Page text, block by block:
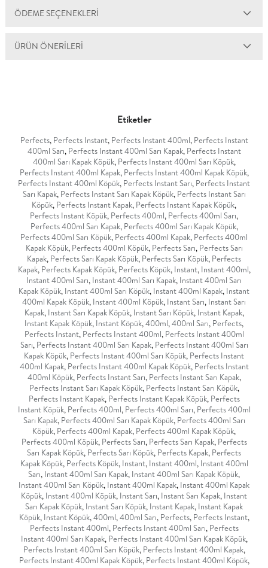
ÖDEME SEÇENEKLERI
ÜRÜN ÖNERILERI
Etiketler
Perfects, Perfects Instant, Perfects Instant 400ml, Perfects Instant
400ml Sarı, Perfects Instant 400ml Sarı Kapak, Perfects Instant
400ml Sarı Kapak Köpük, Perfects Instant 400ml Sarı Köpük,
Perfects Instant 400ml Kapak, Perfects Instant 400ml Kapak Köpük,
Perfects Instant 400ml Köpük, Perfects Instant Sarı, Perfects Instant
Sarı Kapak, Perfects Instant Sarı Kapak Köpük, Perfects Instant Sarı
Köpük, Perfects Instant Kapak, Perfects Instant Kapak Köpük,
Perfects Instant Köpük, Perfects 400ml, Perfects 400ml Sarı,
Perfects 400ml Sarı Kapak, Perfects 400ml Sarı Kapak Köpük,
Perfects 400ml Sarı Köpük, Perfects 400ml Kapak, Perfects 400ml
Kapak Köpük, Perfects 400ml Köpük, Perfects Sarı, Perfects Sarı
Kapak, Perfects Sarı Kapak Köpük, Perfects Sarı Köpük, Perfects
Kapak, Perfects Kapak Köpük, Perfects Köpük, Instant, Instant 400ml,
Instant 400ml Sarı, Instant 400ml Sarı Kapak, Instant 400ml Sarı
Kapak Köpük, Instant 400ml Sarı Köpük, Instant 400ml Kapak, Instant
400ml Kapak Köpük, Instant 400ml Köpük, Instant Sarı, Instant Sarı
Kapak, Instant Sarı Kapak Köpük, Instant Sarı Köpük, Instant Kapak,
Instant Kapak Köpük, Instant Köpük,400ml,400ml Sarı, Perfects,
Perfects Instant, Perfects Instant 400ml, Perfects Instant 400ml
Sarı, Perfects Instant 400ml Sarı Kapak, Perfects Instant 400ml Sarı
Kapak Köpük, Perfects Instant 400ml Sarı Köpük, Perfects Instant
400ml Kapak, Perfects Instant 400ml Kapak Köpük, Perfects Instant
400ml Köpük, Perfects Instant Sarı, Perfects Instant Sarı Kapak,
Perfects Instant Sarı Kapak Köpük, Perfects Instant Sarı Köpük,
Perfects Instant Kapak, Perfects Instant Kapak Köpük, Perfects
Instant Köpük, Perfects 400ml, Perfects 400ml Sarı, Perfects 400ml
Sarı Kapak, Perfects 400ml Sarı Kapak Köpük, Perfects 400ml Sarı
Köpük, Perfects 400ml Kapak, Perfects 400ml Kapak Köpük,
Perfects 400ml Köpük, Perfects Sarı, Perfects Sarı Kapak, Perfects
Sarı Kapak Köpük, Perfects Sarı Köpük, Perfects Kapak, Perfects
Kapak Köpük, Perfects Köpük, Instant, Instant 400ml, Instant 400ml
Sarı, Instant 400ml Sarı Kapak, Instant 400ml Sarı Kapak Köpük,
Instant 400ml Sarı Köpük, Instant 400ml Kapak, Instant 400ml Kapak
Köpük, Instant 400ml Köpük, Instant Sarı, Instant Sarı Kapak, Instant
Sarı Kapak Köpük, Instant Sarı Köpük, Instant Kapak, Instant Kapak
Köpük, Instant Köpük,400ml,400ml Sarı, Perfects, Perfects Instant,
Perfects Instant 400ml, Perfects Instant 400ml Sarı, Perfects
Instant 400ml Sarı Kapak, Perfects Instant 400ml Sarı Kapak Köpük,
Perfects Instant 400ml Sarı Köpük, Perfects Instant 400ml Kapak,
Perfects Instant 400ml Kapak Köpük, Perfects Instant 400ml Köpük,